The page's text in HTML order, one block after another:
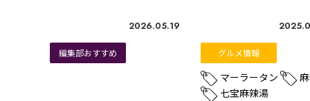
2026.05.19
編集部おすすめ グルメ情報
マーラータン
七宝麻辣湯